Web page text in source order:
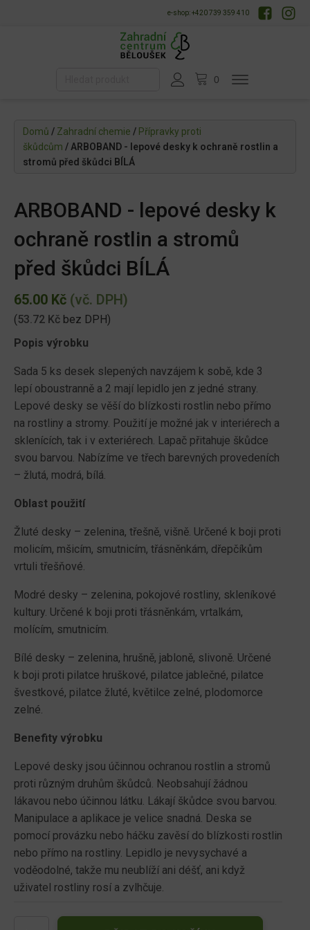
e-shop: +420 739 359 410
Domů / Zahradní chemie / Přípravky proti
škůdcům / ARBOBAND - lepové desky k ochraně rostlin a
stromů před škůdci BÍLÁ
ARBOBAND - lepové desky k
ochraně rostlin a stromů
před škůdci BÍLÁ
65.00 Kč (vč. DPH)
(53.72 Kč bez DPH)
Popis výrobku
Sada 5 ks desek slepených navzájem k sobě, kde 3
lepí oboustranně a 2 mají lepidlo jen z jedné strany.
Lepové desky se věší do blízkosti rostlin nebo přímo
na rostliny a stromy. Použití je možné jak v interiérech a
sklenících, tak i v exteriérech. Lapač přitahuje škůdce
svou barvou. Nabízíme ve třech barevných provedeních
– žlutá, modrá, bílá.
Oblast použití
Žluté desky – zelenina, třešně, višně. Určené k boji proti
molicím, mšicím, smutnicím, třásněnkám, dřepčíkům
vrtuli třešňové.
Modré desky – zelenina, pokojové rostliny, skleníkové
kultury. Určené k boji proti třásněnkám, vrtalkám,
molícím, smutnicím.
Bílé desky – zelenina, hrušně, jabloně, slivoně. Určené
k boji proti pilatce hruškové, pilatce jablečné, pilatce
švestkové, pilatce žluté, květilce zelné, plodomorce
zelné.
Benefity výrobku
Lepové desky jsou účinnou ochranou rostlin a stromů
proti různým druhům škůdců. Neobsahují žádnou
lákavou nebo účinnou látku. Lákají škůdce svou barvou.
Manipulace a aplikace je velice snadná. Deska se
pomocí provázku nebo háčku zavěsí do blízkosti rostlin
nebo přímo na rostliny. Lepidlo je nevysychavé a
voděodolné, takže mu neublíží ani déšť, ani když
uživatel rostliny rosí a zvlhčuje.